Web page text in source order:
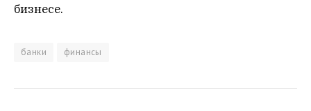
бизнесе.
банки финансы